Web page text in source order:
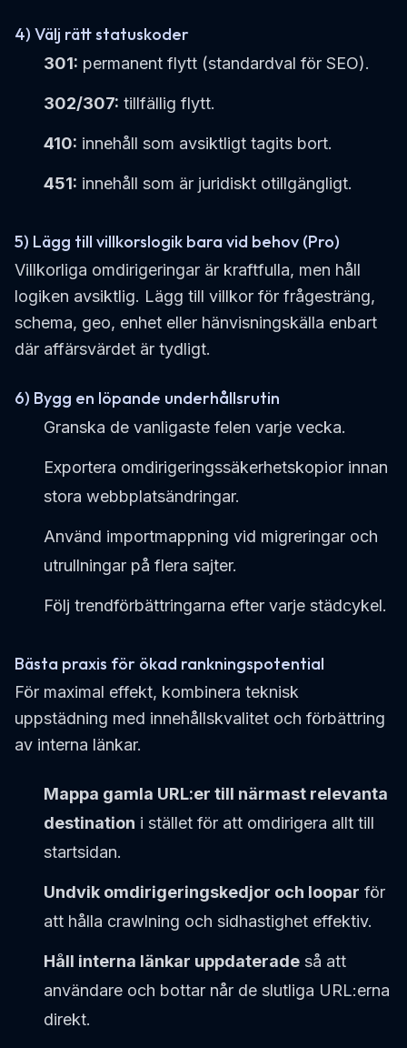
4) Välj rätt statuskoder
301: permanent flytt (standardval för SEO).
302/307: tillfällig flytt.
410: innehåll som avsiktligt tagits bort.
451: innehåll som är juridiskt otillgängligt.
5) Lägg till villkorslogik bara vid behov (Pro)
Villkorliga omdirigeringar är kraftfulla, men håll
logiken avsiktlig. Lägg till villkor för frågesträng,
schema, geo, enhet eller hänvisningskälla enbart
där affärsvärdet är tydligt.
6) Bygg en löpande underhållsrutin
Granska de vanligaste felen varje vecka.
Exportera omdirigeringssäkerhetskopior innan
stora webbplatsändringar.
Använd importmappning vid migreringar och
utrullningar på flera sajter.
Följ trendförbättringarna efter varje städcykel.
Bästa praxis för ökad rankningspotential
För maximal effekt, kombinera teknisk
uppstädning med innehållskvalitet och förbättring
av interna länkar.
Mappa gamla URL:er till närmast relevanta
destination i stället för att omdirigera allt till
startsidan.
Undvik omdirigeringskedjor och loopar för
att hålla crawlning och sidhastighet effektiv.
Håll interna länkar uppdaterade så att
användare och bottar når de slutliga URL:erna
direkt.